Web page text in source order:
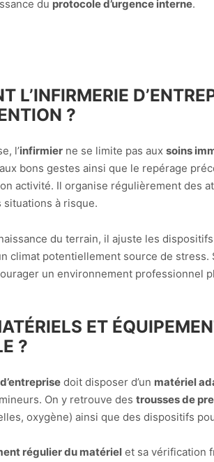
du protocole d’urgence interne.
L’INFIRMERIE
?
l’infirmier ne se limite pas aux soins
bons gestes ainsi que le repérage
activité. Il organise régulièrement des
situations à risque.
du terrain, il ajuste les
climat potentiellement source de
un environnement professionnel
ET
?
doit disposer d’un matériel
On y retrouve des trousses de
oxygène) ainsi que des dispositifs
régulier du matériel et sa vérification